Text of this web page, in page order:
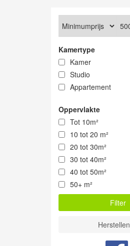
Kamertype
Kamer
Studio
Appartement
Oppervlakte
Tot 10m²
10 tot 20 m²
20 tot 30m²
30 tot 40m²
40 tot 50m²
50+ m²
Herstellen